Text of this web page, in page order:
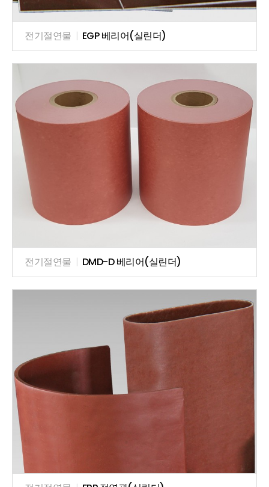
전기절연물 | EGP 베리어(실린더)
전기절연물 | DMD-D 베리어(실린더)